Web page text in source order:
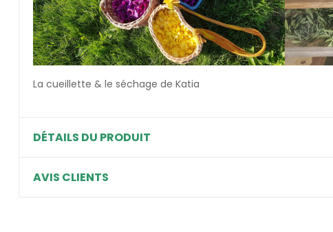
La cueillette & le séchage de Katia
DÉTAILS DU PRODUIT
AVIS CLIENTS